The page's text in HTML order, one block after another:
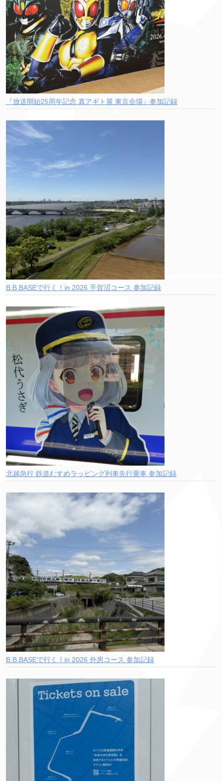
『放送開始25周年記念 真アギト展 東京会場』参加記録
B.B.BASEで行く！in 2026 手賀沼コース 参加記録
北越急行 鉄道むすめラッピング列車先行乗車 参加記録
B.B.BASEで行く！in 2026 外房コース 参加記録